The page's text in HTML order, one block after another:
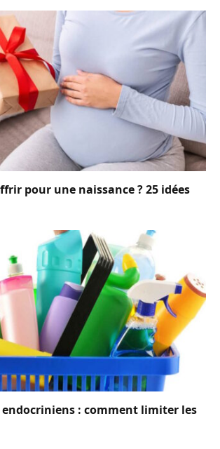
pour une naissance ? 25 idées
: comment limiter les